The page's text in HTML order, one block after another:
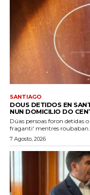
SANTIAGO
DOUS DETIDOS EN
NUN DOMICILIO DO
Dúas persoas foron detidas
fraganti' mentres roubaban...
7 Agosto, 2026